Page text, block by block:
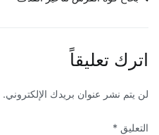
اترك تعليقاً
لن يتم نشر عنوان بريدك الإلكتروني.
التعليق *